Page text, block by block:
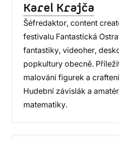
Karel Krajča
Šéfredaktor, content
festivalu Fantastická
fantastiky, videoher,
popkultury obecně.
malování figurek a
Hudební závislák a
matematiky.